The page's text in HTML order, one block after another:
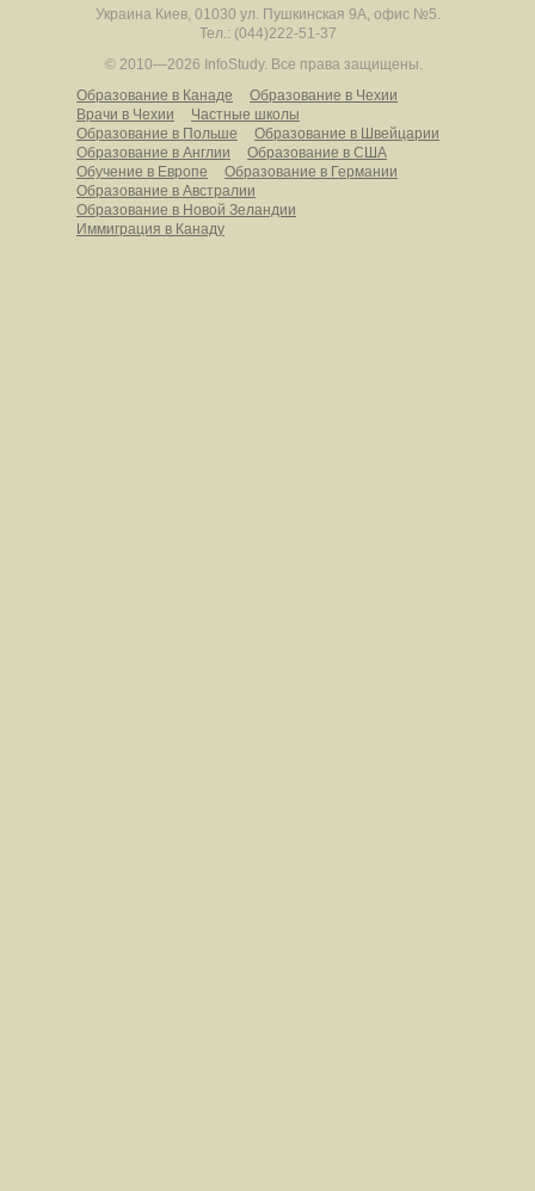
Украина Киев, 01030 ул. Пушкинская 9А, офис №5.
Тел.: (044)222-51-37
© 2010—2026 InfoStudy. Все права защищены.
Образование в Канаде
Образование в Чехии
Врачи в Чехии
Частные школы
Образование в Польше
Образование в Швейцарии
Образование в Англии
Образование в США
Обучение в Европе
Образование в Германии
Образование в Австралии
Образование в Новой Зеландии
Иммиграция в Канаду